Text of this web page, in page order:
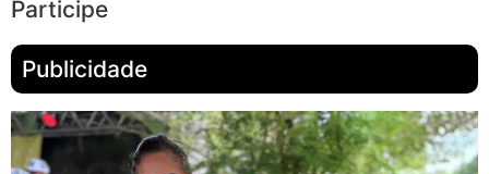
Participe
Publicidade